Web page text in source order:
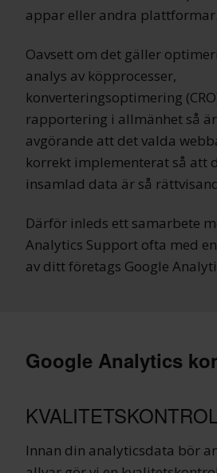
appar eller andra plattformar.
Oavsett om det gäller
analys av köpprocesser,
konverteringsoptimering
rapportering i allmänhet så
avgörande att det valda
korrekt implementerat så att
insamlad data är så
Därför inleds ett samarbete
Analytics Support ofta med
av ditt företags Google
Google Analytics
Innan din analyticsdata bör